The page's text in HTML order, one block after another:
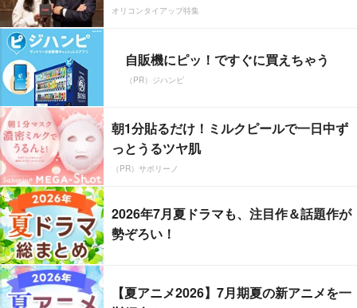
オリコンタイアップ特集
自販機にピッ！ですぐに買えちゃう
（PR）ジハンピ
朝1分貼るだけ！ミルクピールで一日中ず
っとうるツヤ肌
（PR）サボリーノ
2026年7月夏ドラマも、注目作＆話題作が
勢ぞろい！
【夏アニメ2026】7月期夏の新アニメを一